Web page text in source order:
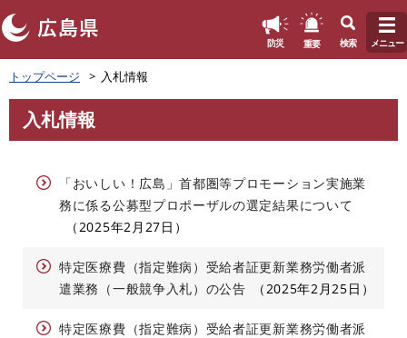
ペ
ー
ジ
先
防災 重要 検索 メニュー
トップページ 入札情報
文
入札情報
「おいしい！広島」首都圏等プロモーション実施業
務に係る公募型プロポーザルの選定結果について
2025年2月27日
特定医療費（指定難病）受給者証更新業務労働者派
遣業務（一般競争入札）の公告
2025年2月25日
特定医療費（指定難病）受給者証更新業務労働者派